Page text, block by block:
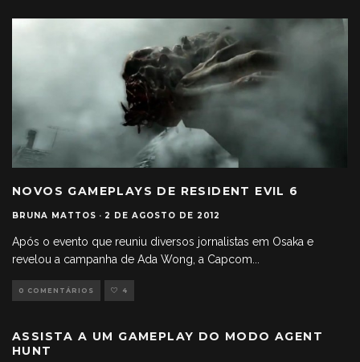
NOVOS GAMEPLAYS DE RESIDENT EVIL 6
BRUNA MATTOS · 2 DE AGOSTO DE 2012
Após o evento que reuniu diversos jornalistas em Osaka e
revelou a campanha de Ada Wong, a Capcom
0 COMENTÁRIOS 4
ASSISTA A UM GAMEPLAY DO MODO AGENT
HUNT